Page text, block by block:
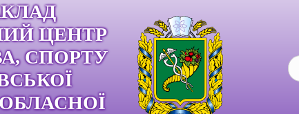
ЦЕНТР
СПОРТУ